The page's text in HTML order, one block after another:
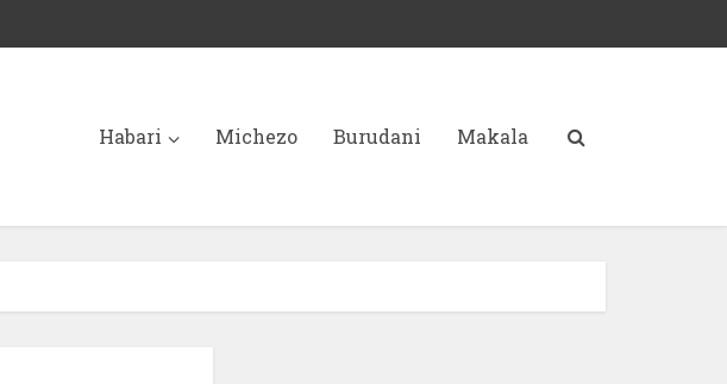
Habari Michezo Burudani Makala